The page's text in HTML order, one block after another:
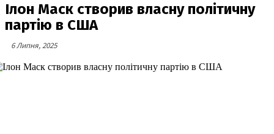
Ілон Маск створив власну політичну
партію в США
6 Липня, 2025